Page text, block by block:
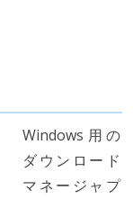
Windows用の
ダウンロード
マネージャプ